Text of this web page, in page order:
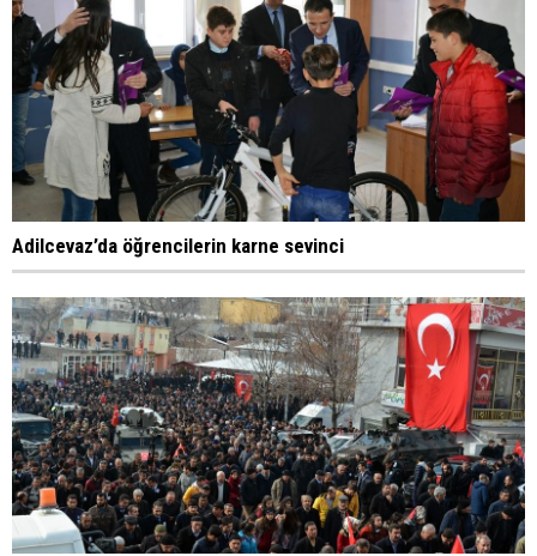
Adilcevaz’da öğrencilerin karne sevinci